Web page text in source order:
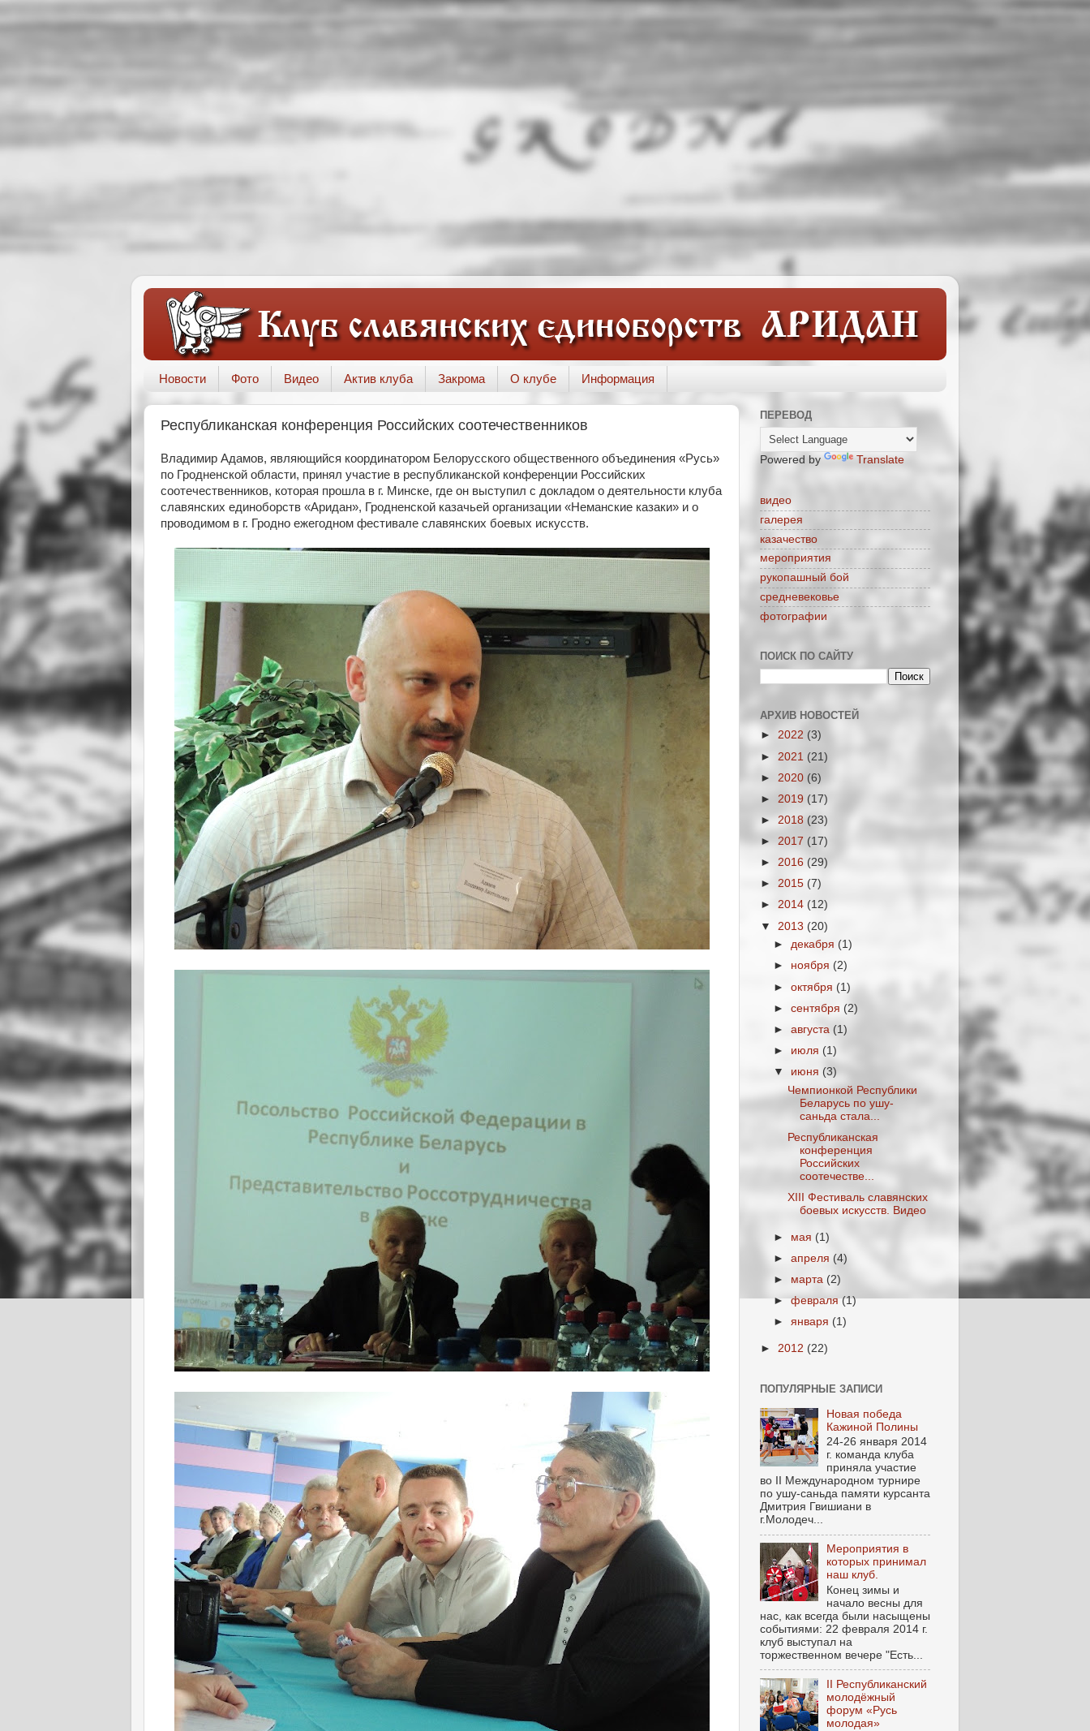
Новости Фото Видео Актив клуба Закрома О клубе Информация
Республиканская конференция Российских соотечественников
Владимир Адамов, являющийся координатором Белорусского общественного объединения «Русь»
по Гродненской области, принял участие в республиканской конференции Российских
соотечественников, которая прошла в г. Минске, где он выступил с докладом о деятельности клуба
славянских единоборств «Аридан», Гродненской казачьей организации «Неманские казаки» и о
проводимом в г. Гродно ежегодном фестивале славянских боевых искусств.
ПЕРЕВОД
Powered by Translate
видео
галерея
казачество
мероприятия
рукопашный бой
средневековье
фотографии
ПОИСК ПО САЙТУ
АРХИВ НОВОСТЕЙ
► 2022 (3)
► 2021 (21)
► 2020 (6)
► 2019 (17)
► 2018 (23)
► 2017 (17)
► 2016 (29)
► 2015 (7)
► 2014 (12)
▼ 2013 (20)
►декабря (1)
► ноября(2)
►октября (1)
►сентября (2)
►августа (1)
► июля (1)
▼ июня (3)
Чемпионкой Республики
Беларусь по ушу-
саньда стала...
Республиканская
конференция
Российских
соотечестве...
XIII Фестиваль славянских
боевых искусств. Видео
► мая (1)
►апреля (4)
► марта (2)
►февраля(1)
►января (1)
► 2012 (22)
ПОПУЛЯРНЫЕ ЗАПИСИ
Новая победа
Кажиной Полины
24-26 января 2014
г. команда клуба
приняла участие
во II Международном турнире
по ушу-саньда памяти курсанта
Дмитрия Гвишиани в
г.Молодеч...
Мероприятия в
которых принимал
наш клуб.
Конец зимы и
начало весны для
нас, как всегда были насыщены
событиями: 22 февраля 2014 г.
клуб выступал на
торжественном вечере "Есть...
II Республиканский
молодёжный
форум «Русь
молодая»